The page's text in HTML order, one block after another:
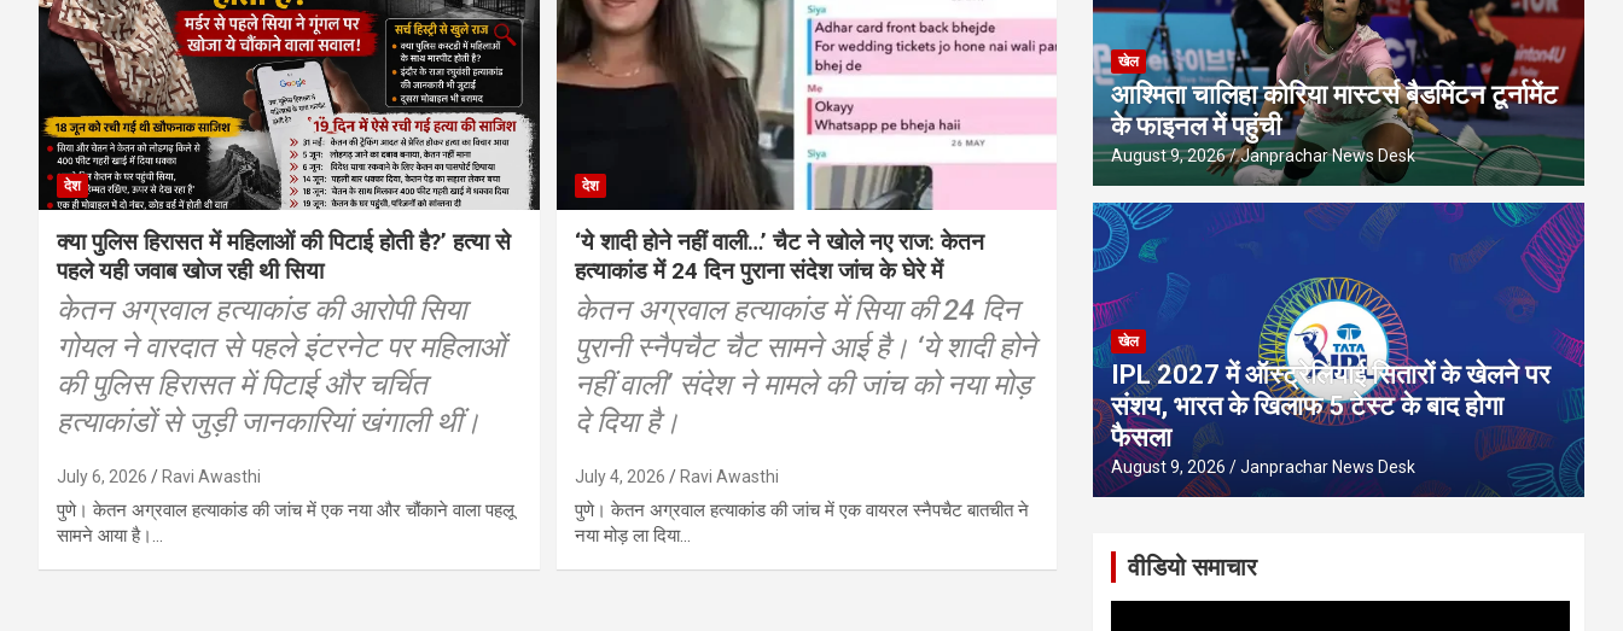
देश
क्या पुलिस हिरासत में महिलाओं की पिटाई होती है?’ हत्या से
पहले यही जवाब खोज रही थी सिया
केतन अग्रवाल हत्याकांड की आरोपी सिया
गोयल ने वारदात से पहले इंटरनेट पर महिलाओं
की पुलिस हिरासत में पिटाई और चर्चित
हत्याकांडों से जुड़ी जानकारियां खंगाली थीं।
July 6, 2026 Ravi Awasthi
पुणे। केतन अग्रवाल हत्याकांड की जांच में एक नया और चौंकाने वाला पहलू
सामने आया है।…
देश
‘ये शादी होने नहीं वाली…’ चैट ने खोले नए राज: केतन
हत्याकांड में 24 दिन पुराना संदेश जांच के घेरे में
केतन अग्रवाल हत्याकांड में सिया की 24 दिन
पुरानी स्नैपचैट चैट सामने आई है। ‘ये शादी होने
नहीं वाली’ संदेश ने मामले की जांच को नया मोड़
दे दिया है।
July 4, 2026 Ravi Awasthi
पुणे। केतन अग्रवाल हत्याकांड की जांच में एक वायरल स्नैपचैट बातचीत ने
नया मोड़ ला दिया…
खेल
आश्मिता चालिहा कोरिया मास्टर्स बैडमिंटन टूर्नामेंट
के फाइनल में पहुंची
August 9, 2026 Janprachar News Desk
खेल
IPL 2027 में ऑस्ट्रेलियाई सितारों के खेलने पर
संशय, भारत के खिलाफ 5 टेस्ट के बाद होगा
फैसला
August 9, 2026 Janprachar News Desk
वीडियो समाचार